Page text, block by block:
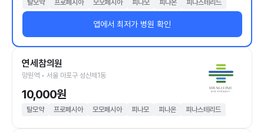
탈모약
프로페시아 모모페시아 피나모 피나온 피나스테리드
앱에서 최저가 병원 확인
연세참의원
망원역 • 서울 마포구 성산제1동
10,000원
탈모약 프로페시아 모모페시아 피나모 피나온 피나스테리드